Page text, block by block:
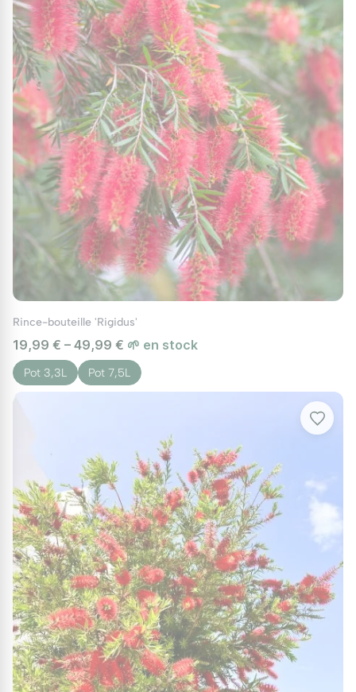
d’autres plantes méditerranéennes comme la
lavande ou le romarin, ou le cultiver en bac sur votre
terrasse pour une touche d'originalité. Sa petite taille
en fait également un excellent choix pour les
bordures ou les rocailles. Avec ses fleurs vibrantes,
ce callistemon apportera un charme indéniable et
attirera les abeilles et autres insectes pollinisateurs,
enrichissant ainsi votre écosystème local. Idéal
associé auRince Bouteille Captain Cook et auRince
Bouteillepour composer un décor cohérent au fil
des saisons.
Rince-bouteille 'Rigidus'
19,99 € – 49,99 € 🌱 en stock
Pot 3,3L Pot 7,5L